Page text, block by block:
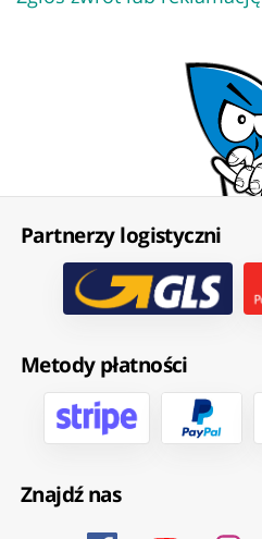
Partnerzy logistyczni
Metody płatności
Znajdź nas